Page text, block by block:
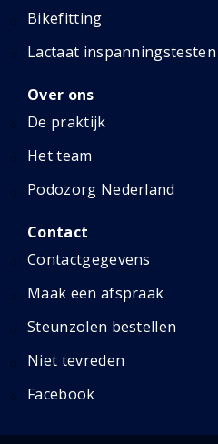
Bikefitting
Lactaat inspanningstesten
Over ons
De praktijk
Het team
Podozorg Nederland
Contact
Contactgegevens
Maak een afspraak
Steunzolen bestellen
Niet tevreden
Facebook